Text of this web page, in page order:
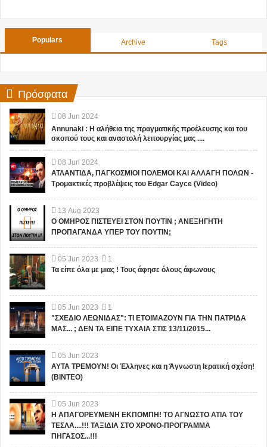
Populars Archive Tags
Πρόσφατα
08 Jun 2024
Annunaki : Η αλήθεια της πραγματικής προέλευσης και του
σκοπού τους και αναστολή λειτουργίας μας ....
08 Jun 2024
ΑΤΛΑΝΤΙΔΑ, ΠΑΓΚΟΣΜΙΟΙ ΠΟΛΕΜΟΙ ΚΑΙ ΑΛΛΑΓΗ ΠΟΛΩΝ -
Τρομακτικές προβλέψεις του Edgar Cayce (Video)
13 Aug 2023
Ο ΟΜΗΡΟΣ ΠΙΣΤΕΥΕΙ ΣΤΟΝ ΠΟΥΤΙΝ ; ΑΝΕΞΗΓΗΤΗ
ΠΡΟΠΑΓΑΝΔΑ ΥΠΕΡ ΤΟΥ ΠΟΥΤΙΝ;
05 Jun 2023
1
Τα είπε όλα με μιας ! Τους άφησε όλους άφωνους
05 Jun 2023
1
"ΣΧΕΔΙΟ ΛΕΩΝΙΔΑΣ": ΤΙ ΕΤΟΙΜΑΖΟΥΝ ΓΙΑ ΤΗΝ ΠΑΤΡΙΔΑ
ΜΑΣ... ; ΔΕΝ ΤΑ ΕΙΠΕ ΤΥΧΑΙΑ ΣΤΙΣ 13/11/2015...
05 Jun 2023
ΑΥΤΑ ΤΡΕΜΟΥΝ! Οι Έλληνες και η Άγνωστη Ιερατική σχέση!
(ΒΙΝΤΕΟ)
05 Jun 2023
Η ΑΠΑΓΟΡΕΥΜΕΝΗ ΕΚΠΟΜΠΗ! ΤΟ ΑΓΝΩΣΤΟ ΑΤΙΑ ΤΟΥ
ΤΕΣΛΑ....!!! ΤΑΞΙΔΙΑ ΣΤΟ ΧΡΟΝΟ-ΠΡΟΓΡΑΜΜΑ
ΠΗΓΑΣΟΣ...!!!